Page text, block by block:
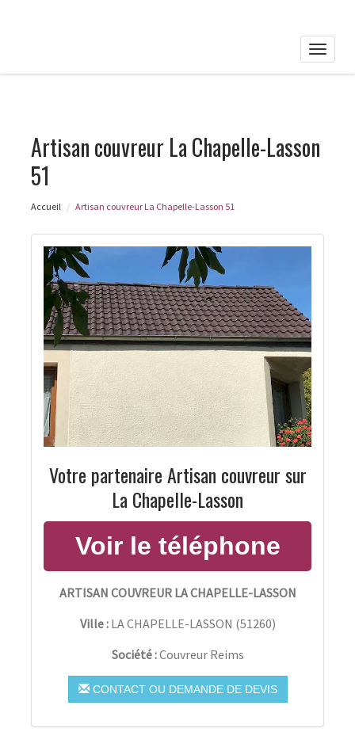
Toggle
Artisan couvreur La Chapelle-Lasson
51
Accueil Artisan couvreur La Chapelle-Lasson 51
Votre partenaire Artisan couvreur sur
La Chapelle-Lasson
ARTISAN COUVREUR LA CHAPELLE-LASSON
Ville : LA CHAPELLE-LASSON (51260)
Société :Couvreur Reims
CONTACT OU DEMANDE DE DEVIS